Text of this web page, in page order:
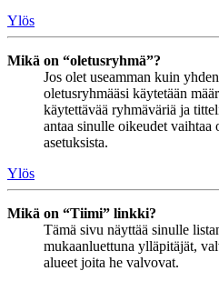
Ylös
Mikä on “oletusryhmä”?
Jos olet useamman kuin
oletusryhmääsi käytetään
käytettävää ryhmäväriä ja
antaa sinulle oikeudet vaihtaa
asetuksista.
Ylös
Mikä on “Tiimi” linkki?
Tämä sivu näyttää sinulle
mukaanluettuna ylläpitäjät,
alueet joita he valvovat.